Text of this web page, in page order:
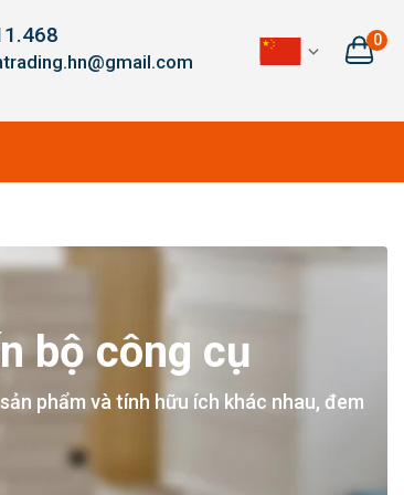
0
bộ công cụ
phẩm và tính hữu ích khác nhau, đem